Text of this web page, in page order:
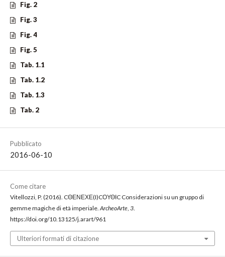
Fig. 2
Fig. 3
Fig. 4
Fig. 5
Tab. 1.1
Tab. 1.2
Tab. 1.3
Tab. 2
Pubblicato
2016-06-10
Come citare
Vitellozzi, P. (2016). CΘΕΝΕΧΕ(I)CΟΥΘΙC Considerazioni su un gruppo di
gemme magiche di età imperiale.ArcheoArte, 3.
https://doi.org/10.13125/j.arart/961
Ulteriori formati di citazione